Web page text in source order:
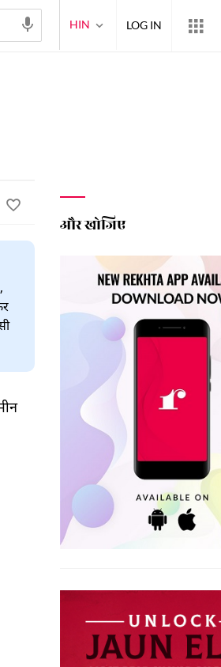
और खोजिए
HIN LOG IN